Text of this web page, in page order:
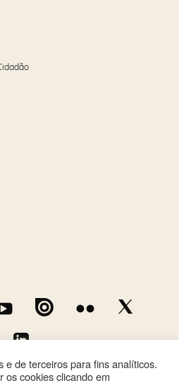
e de terceiros para fins analíticos.
os cookies clicando em